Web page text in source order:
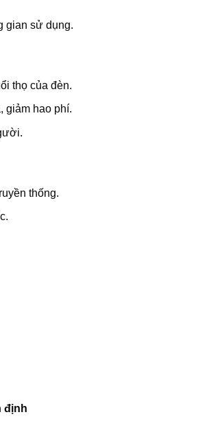
gian sử dụng.
thọ của đèn.
giảm hao phí.
thống.
định